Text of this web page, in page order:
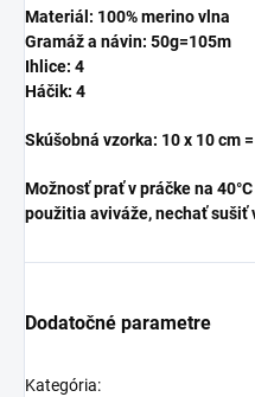
Materiál: 100% merino vlna
Gramáž a návin: 50g=105m
Ihlice: 4
Háčik: 4
Skúšobná vzorka: 10 x 10 cm
Možnosť prať v práčke na
použitia aviváže, nechať sušiť
Dodatočné parametre
Kategória: